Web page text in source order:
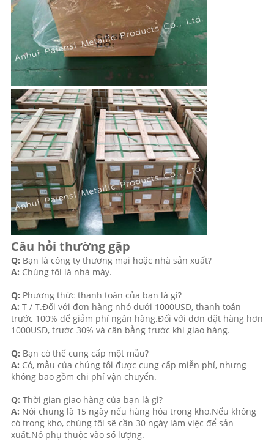
Câu hỏi thường gặp
Q: Bạn là công ty thương mại hoặc nhà sản xuất?
A: Chúng tôi là nhà máy.
Q: Phương thức thanh toán của bạn là gì?
A: T / T.Đối với đơn hàng nhỏ dưới 1000USD, thanh toán
trước 100% để giảm phí ngân hàng.Đối với đơn đặt hàng hơn
1000USD, trước 30% và cân bằng trước khi giao hàng.
Q: Bạn có thể cung cấp một mẫu?
A: Có, mẫu của chúng tôi được cung cấp miễn phí, nhưng
không bao gồm chi phí vận chuyển.
Q: Thời gian giao hàng của bạn là gì?
A: Nói chung là 15 ngày nếu hàng hóa trong kho.Nếu không
có trong kho, chúng tôi sẽ cần 30 ngày làm việc để sản
xuất.Nó phụ thuộc vào số lượng.